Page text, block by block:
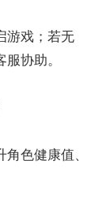
游戏；若无
协助。
色健康值、